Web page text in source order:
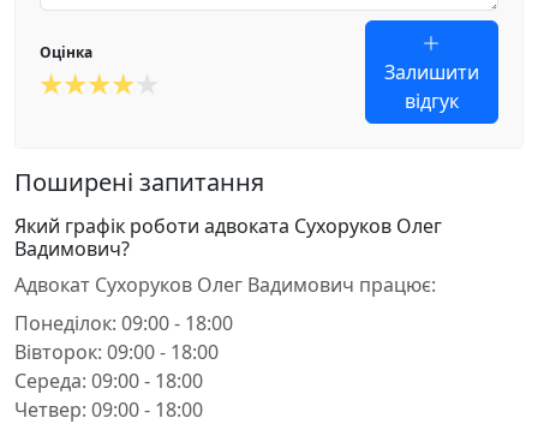
Оцінка
Залишити
відгук
Поширені запитання
Який графік роботи адвоката Сухоруков Олег
Вадимович?
Адвокат Сухоруков Олег Вадимович працює:
Понеділок: 09:00 - 18:00
Вівторок: 09:00 - 18:00
Середа: 09:00 - 18:00
Четвер: 09:00 - 18:00